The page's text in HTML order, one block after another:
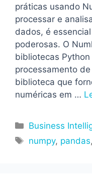
práticas usando
processar e
dados, é
poderosas. O
bibliotecas
processamento
biblioteca que
numéricas em …
Categorias
Business
Tags
numpy, pandas,